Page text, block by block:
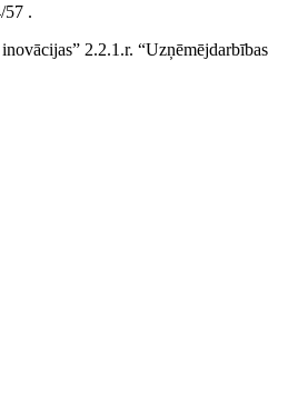
57 .
2.2.1.r. “Uzņēmējdarbības